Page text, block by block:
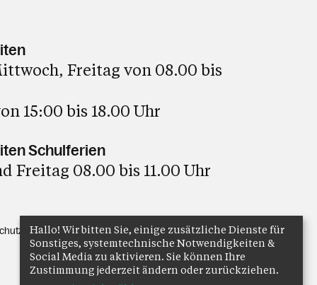
Freitag von 08.00 bis
15:00 bis 18.00 Uhr
Schulferien
Freitag 08.00 bis 11.00 Uhr
Anmelden
Hallo! Wir bitten Sie, einige zusätzliche Dienste für
Sonstiges, systemtechnische Notwendigkeiten &
Social Media zu aktivieren. Sie können Ihre
Zustimmung jederzeit ändern oder zurückziehen.